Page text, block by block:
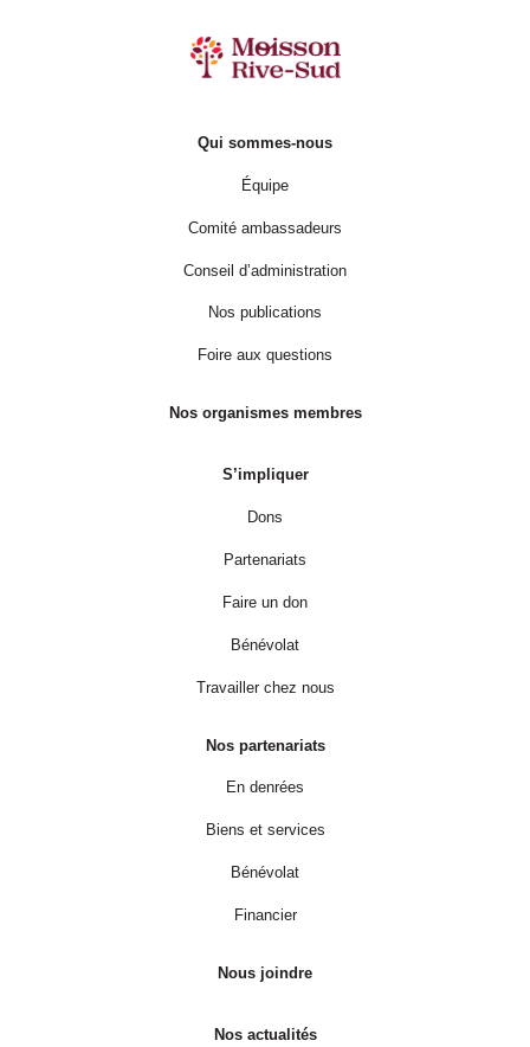
Qui sommes-nous
Équipe
Comité ambassadeurs
Conseil d’administration
Nos publications
Foire aux questions
Nos organismes membres
S’impliquer
Dons
Partenariats
Faire un don
Bénévolat
Travailler chez nous
Nos partenariats
En denrées
Biens et services
Bénévolat
Financier
Nous joindre
Nos actualités